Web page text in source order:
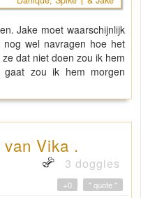
Jake moet waarschijnlijk
wel navragen hoe het
dat niet doen zou ik hem
zou ik hem morgen
Vika .
3 doggies
" quote "
+0